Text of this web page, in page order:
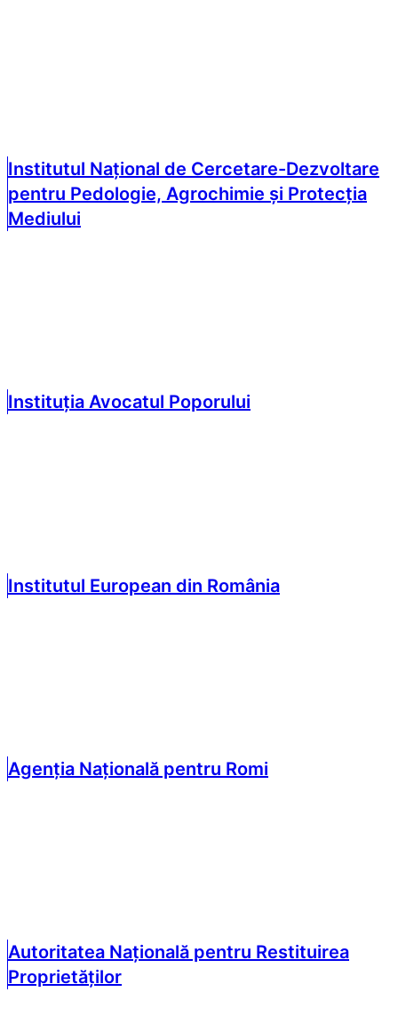
Institutul Național de Cercetare-Dezvoltare
pentru Pedologie, Agrochimie și Protecția
Mediului
Instituția Avocatul Poporului
Institutul European din România
Agenția Națională pentru Romi
Autoritatea Națională pentru Restituirea
Proprietăților